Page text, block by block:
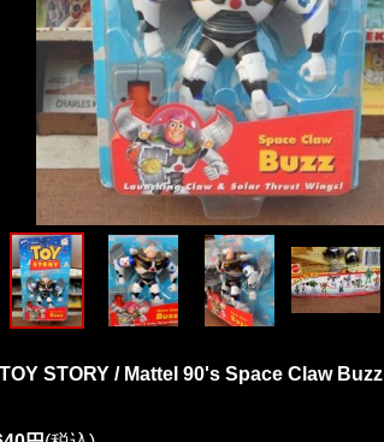
STORY / Mattel 90's Space Claw Buzz